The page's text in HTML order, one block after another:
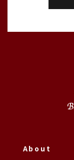
About